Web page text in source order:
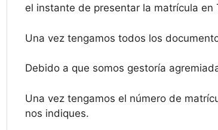
el instante de presentar la matrícula en
Una vez tengamos todos los
Debido a que somos gestoría
Una vez tengamos el número de
nos indiques.